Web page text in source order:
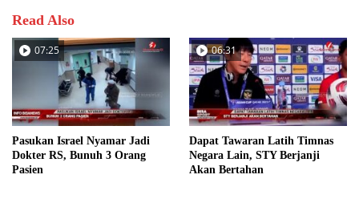
Read Also
07:25
Pasukan Israel Nyamar Jadi
Dokter RS, Bunuh 3 Orang
Pasien
06:31
Dapat Tawaran Latih Timnas
Negara Lain, STY Berjanji
Akan Bertahan